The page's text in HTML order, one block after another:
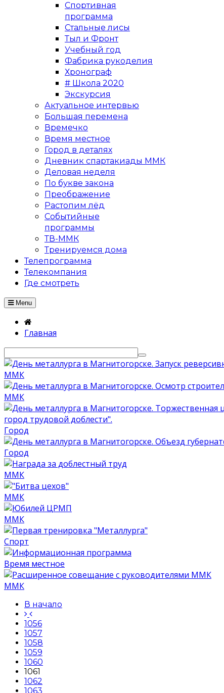
Спортивная
программа
Стальные лисы
Тыл и Фронт
Учебный год
Фабрика рукоделия
Хронограф
# Школа 2020
Экскурсия
Актуальное интервью
Большая перемена
Времечко
Время местное
Город в деталях
Дневник спартакиады ММК
Деловая неделя
По букве закона
Преображение
Растопим лёд
Событийные
программы
ТВ-ММК
Тренируемся дома
Телепрограмма
Телекомпания
Где смотреть
Menu
Главная
ММК
ММК
Город
Город
ММК
ММК
ММК
Спорт
Время местное
ММК
В начало
1056
1057
1058
1059
1060
1061
1062
1063